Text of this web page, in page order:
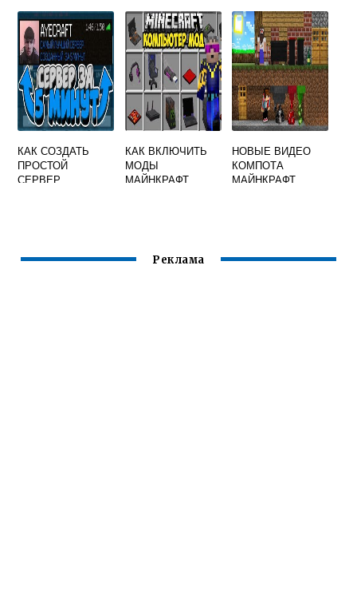
КАК СОЗДАТЬ
ПРОСТОЙ
СЕРВЕР
КАК ВКЛЮЧИТЬ
МОДЫ
МАЙНКРАФТ
НОВЫЕ ВИДЕО
КОМПОТА
МАЙНКРАФТ
Реклама